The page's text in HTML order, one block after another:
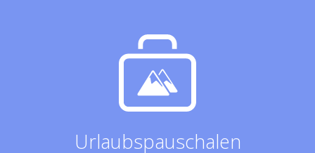
Urlaubspauschalen